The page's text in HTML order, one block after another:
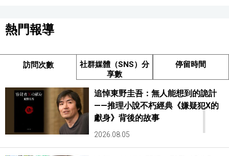
熱門報導
訪問次數
社群媒體（SNS）分
享數
停留時間
1
追悼東野圭吾：無人能想到的詭計
——推理小說不朽經典《嫌疑犯X的
獻身》背後的故事
2026.08.05